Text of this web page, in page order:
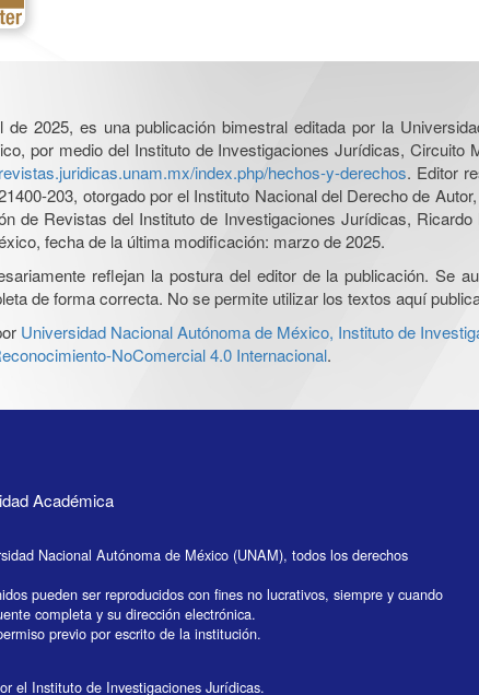
2025, es una publicación bimestral editada por la
por medio del Instituto de Investigaciones Jurídicas, Circuito
index.php/hechos-y-derechos. Editor
203, otorgado por el Instituto Nacional del Derecho de
de Revistas del Instituto de Investigaciones Jurídicas,
fecha de la última modificación: marzo de 2025.
reflejan la postura del editor de la publicación. Se
de forma correcta. No se permite utilizar los textos aquí
Universidad Nacional Autónoma de México, Instituto de
NoComercial 4.0 Internacional.
Académica
Nacional Autónoma de México (UNAM), todos los derechos
pueden ser reproducidos con fines no lucrativos, siempre y cuando
completa y su dirección electrónica.
previo por escrito de la institución.
el Instituto de Investigaciones Jurídicas.